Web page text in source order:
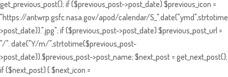
get_previous_post(); if ($previous_post->post_date) $previous_icon =
"https://antwrp.gsfc.nasa.gov/apod/calendar/
>post_date)).".jpg"; if ($previous_post->post_date) $previous_post_url =
"/". date("Y/m/",strtotime($previous_post-
>post_date)).$previous_post->post_name; $next_post = get_next_post();
if ($next_post) { $next_icon =